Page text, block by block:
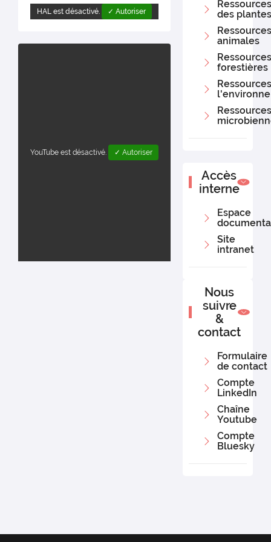
et Eléonore Charvolin-
Lemaire, Ingénieure
d'Etude INRAE (UMR
GABI, Département
Génétique Animale) est
nommée responsable
HAL est désactivé. ✓ Autoriser
YouTube est désactivé. ✓ Autoriser
Ressources
des plantes
Ressources
animales
Ressources
forestières
Ressources
Accès
interne
Espace
Site
intranet
Nous
suivre
&
contact
Formulaire
de contact
Compte
LinkedIn
Chaîne
Youtube
Compte
Bluesky